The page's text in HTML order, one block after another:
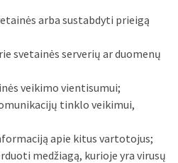
arba sustabdyti prieigą
svetainės serverių ar duomenų
veikimo vientisumui;
tinklo veikimui,
apie kitus vartotojus;
medžiagą, kurioje yra virusų